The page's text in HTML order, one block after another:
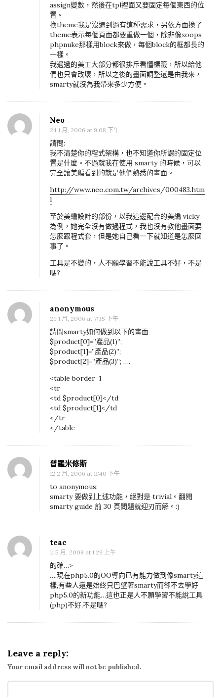
assign變數，然後在tpl裡面又要固定每個東西的位
置。
換theme我是沒遇到過有這種需求，另依方面換了
theme表示每個頁面都要重做一個，除非像xoops
phpnuke那樣用block來做，每個block的框都長的
一樣。
我遇過的美工大部分都很排斥看懂標籤，所以給他
們也只會改壞，所以之後的畫面調整還是由我來，
smarty就沒為我帶來多少方便。
Neo
24 1 月, 2006 at 9:08 下午
請問:
我不清楚你的程式架構，也不知道你所謂的固定位
置是什麼。不過就我在使用 smarty 的時候，可以
完全讓美編看到的就是他們熟悉的畫面。
http://www.neo.com.tw/archives/000483.htm
l
至於美編設計的部份，以我這邊配合的美編 vicky
為例，她完全沒有做過程式，我也沒有教他畫面要
怎麼跟程式套，但是她自己看一下就知道是怎麼回
事了。
工具是不變的，人不願學習不能說工具不好，不是
嗎?
anonymous
29 1 月, 2006 at 7:35 下午
請問smarty如何做到以下的畫面
$product[0]=”產品(1)”;
$product[1]=”產品(2)”;
$product[2]=”產品(3)”; ….
<table border=1
<tr
<td $product[0]</td
<td $product[1]</td
</tr
</table
普羅米修斯
12 2 月, 2006 at 11:40 下午
to anonymous:
smarty 要做到上述功能，絕對是 trivial。翻閱
smarty guide 前 30 頁問題就迎刃而解。:)
teac
11 5 月, 2008 at 1:29 上午
的確…>
….現在php5.0的OO導向已有能力做到像smarty這
樣,有些人還是始終只巴望著smarty而卻不去學好
php5.0的新功能…這也正是人不願學習不能說工具
(php)不好,不是嗎?
Leave a reply:
Your email address will not be published.